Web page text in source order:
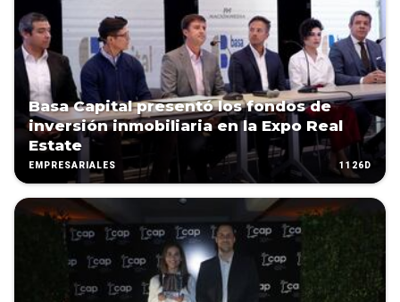
Basa Capital presentó los fondos de
inversión inmobiliaria en la Expo Real
Estate
EMPRESARIALES 1126D